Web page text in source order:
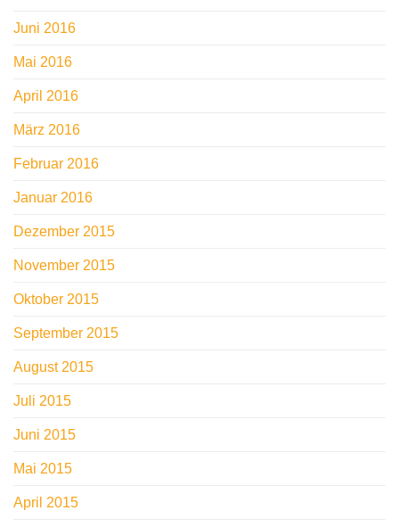
Juni 2016
Mai 2016
April 2016
März 2016
Februar 2016
Januar 2016
Dezember 2015
November 2015
Oktober 2015
September 2015
August 2015
Juli 2015
Juni 2015
Mai 2015
April 2015